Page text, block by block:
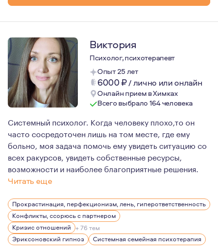
Виктория
Психолог, психотерапевт
Опыт 25 лет
6000₽/лично или онлайн
Онлайн прием в Химках
Всего выбрало 164 человека
Системный психолог. Когда человеку плохо,то он
часто сосредоточен лишь на том месте, где ему
больно, моя задача помочь ему увидеть ситуацию со
всех ракурсов, увидеть собственные ресурсы,
возможности и наиболее благоприятные решения.
Читать еще
Я люблю путешествовать, так как это меняет
Прокрастинация, перфекционизм, лень, гиперответственность
Конфликты, ссорюсь с партнером
Кризис отношений + 76 тем
Эриксоновский гипноз
Системная семейная психотерапия